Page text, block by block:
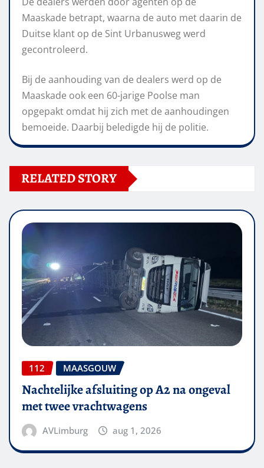
Maaskade betrapt, waarna de auto met daarin de
Duitse klant op de Sint Urbanusweg werd
gecontroleerd.
Bij de aanhouding van de dealers werd op de
Maaskade ook een 60-jarige Poolse man
opgepakt omdat hij zich met de aanhoudingen
bemoeide. Daarbij beledigde hij de politie.
RELATED STORY
112 MAASGOUW
Nachtelijke afsluiting op A2 na ongeval
met twee vrachtwagens
AVLimburg aug 1, 2026